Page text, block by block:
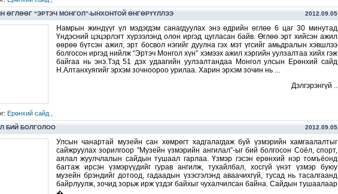
ӨГЛӨӨГ “ЭРТЭЧ МОНГОЛ”-ЫНХОНТОЙ ӨНГӨРҮҮЛЛЭЭ 2012.09.05
Намрын жиндүүг үл мэдэгдэм санагдуулах энэ өдрийн өглөө 6 цаг 30 минутад
Үндэсний цэцэрлэгт хүрээлэнд олон иргэд цугласан байв. Өглөө эрт хийсэн ажил
өөрөө бүтсэн ажил, эрт босвол нэгийг дуулна гэх мэт үгсийг амьдралын хэвшлээ
болгосон иргэд нийлж “Эртэч Монгол хүн” хэмээх ажил хэргийн уулзалтаа хийх гэж
байгаа нь энэ.Тэд 51 дэх удаагийн уулзалтандаа Монгол улсын Ерөнхий сайд
Н.Алтанхуягийг эрхэм зочноороо урилаа. Харин эрхэм зочин нь ...
Дэлгэрэнгүй ..
Ерөнхий сайд ,
БИЙ БОЛГОЛОО 2012.09.05
Улсын чанартай музейн сан хөмрөгт хадгалагдаж буй үзмэрийн хамгаалалтыг
сайжруулах зорилгоор ”Музейн үзмэрийн ангилал”-ыг бий болгосон Соёл, спорт,
аялал жуулчлалын сайдын тушаал гарлаа. Үзмэр гэсэн ерөнхий нэр томъёонд
багтаж ирсэн үзмэрүүдийг гурав ангилж, тухайлбал, хосгүй үнэт үзмэр буюу
музейн брэндийг дотоод, гадаадын үзэсгэлэнд аваачихгүй, тусад нь тасалгаанд
байрлуулж, зочид зорьж ирж үздэг байхыг чухалчилсан байна. Сайдын тушаалаар